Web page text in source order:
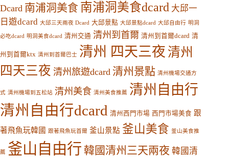
Dcard 南浦洞美食 南浦洞美食dcard 大邱一
日遊dcard 大邱三天兩夜 Dcard 大邱景點 大邱景點dcard 大邱自由行 明洞
必吃dcard 明洞美食dcard 清州交通 清州到首爾 清州到首爾dcard 清
州到首爾ktx 清州到首爾巴士 清州 四天三夜 清州
四天三夜 清州旅遊dcard 清州景點 清州機場交通方
式 清州機場到五松站 清州美食 清州美食推薦 清州自由行
清州自由行dcard 清州西門市場 西門市場美食 跟
著飛魚玩韓國 跟著飛魚玩首爾 釜山景點 釜山美食 釜山美食推
薦 釜山自由行 韓國清州三天兩夜 韓國清